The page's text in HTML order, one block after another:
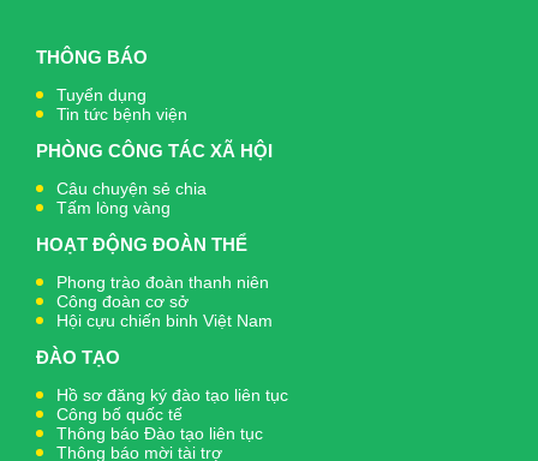
THÔNG BÁO
Tuyển dụng
Tin tức bệnh viện
PHÒNG CÔNG TÁC XÃ HỘI
Câu chuyện sẻ chia
Tấm lòng vàng
HOẠT ĐỘNG ĐOÀN THỂ
Phong trào đoàn thanh niên
Công đoàn cơ sở
Hội cựu chiến binh Việt Nam
ĐÀO TẠO
Hồ sơ đăng ký đào tạo liên tục
Công bố quốc tế
Thông báo Đào tạo liên tục
Thông báo mời tài trợ